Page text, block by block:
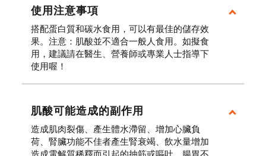
使用注意事項
搭配蛋白質和碳水食用，可以有最佳的儲存效
果。注意：肌酸並不適合一般人食用。如擬食
用，建議請在醫生、營養師或專業人士指導下
使用喔！
肌酸可能造成的副作用
造成肌肉裂傷、產生體水滯留、增加心臟負
荷、腎臟功能不佳者產生腎衰竭、飲水量增加
造成電解質稀釋而引起的抽筋或嘔吐、腸胃不